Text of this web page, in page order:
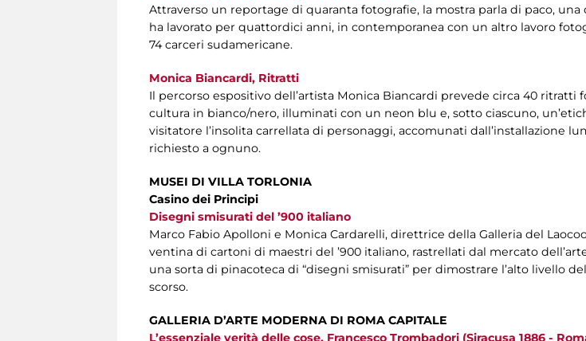
Attraverso un reportage di quaranta fotografie, la mostra parla di paco,
ha lavorato per quattordici anni, in contemporanea con un altro lavoro
74 carceri sudamericane.
Monica Biancardi, Ritratti
Il percorso espositivo dell’artista Monica Biancardi prevede circa 40
cultura in bianco/nero, illuminati con un neon blu e, sotto ciascuno,
visitatore l’insolita carrellata di personaggi, accomunati dall’installazione
richiesto a ognuno.
MUSEI DI VILLA TORLONIA
Casino dei Principi
Disegni smisurati del ’900 italiano
Marco Fabio Apolloni e Monica Cardarelli, direttrice della Galleria del
ventina di cartoni di maestri del ’900 italiano, rastrellati dal mercato
una sorta di pinacoteca di “disegni smisurati” per dimostrare l’alto livello
scorso.
GALLERIA D’ARTE MODERNA DI ROMA CAPITALE
L’essenziale verità delle cose. Francesco Trombadori (Siracusa 1886 -